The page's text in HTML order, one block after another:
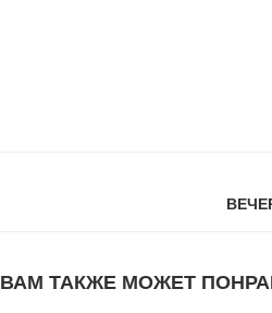
ВАМ ТАКЖЕ МОЖЕТ